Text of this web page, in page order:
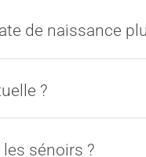
de naissance
?
sénoirs ?